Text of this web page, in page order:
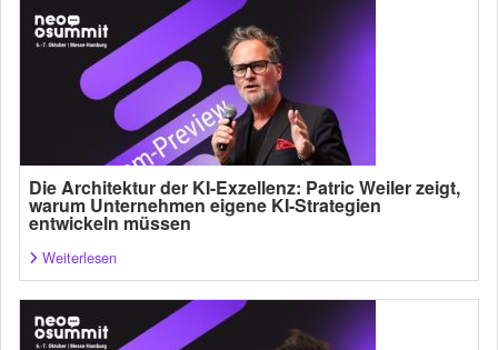
Die Architektur der KI-Exzellenz: Patric Weiler zeigt,
warum Unternehmen eigene KI-Strategien
entwickeln müssen
Weiterlesen